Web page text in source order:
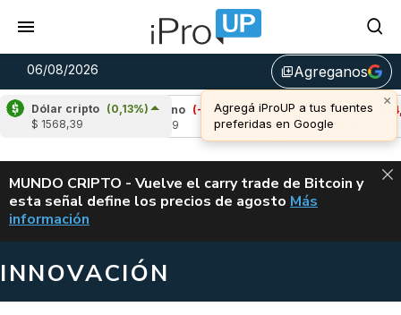
06/08/2026 library_addAgreganos
×
Agregá iProUP a tus fuentes
preferidas en Google
Dólar cripto (0,13%)
$ 1568,39
Cardano
(-1,61%)
Avalanche (-4,05%)
u$s 6,40
ALERTA
MUNDO CRIPTO - Vuelve el carry trade de Bitcoin y
esta señal define los precios de agosto VUELVE EL
Más
información
INNOVACIÓN